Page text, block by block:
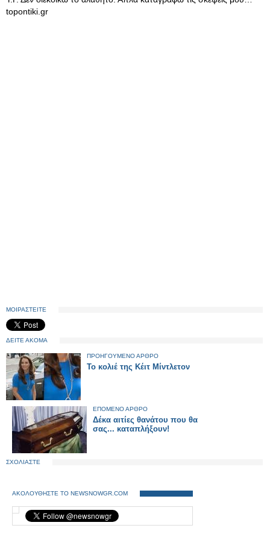
topontiki.gr
ΜΟΙΡΑΣΤΕΙΤΕ
ΔΕΙΤΕ ΑΚΟΜΑ
ΠΡΟΗΓΟΥΜΕΝΟ ΑΡΘΡΟ
Το κολιέ της Κέιτ Μίντλετον
ΕΠΟΜΕΝΟ ΑΡΘΡΟ
Δέκα αιτίες θανάτου που θα
σας... καταπλήξουν!
ΣΧΟΛΙΑΣΤΕ
ΑΚΟΛΟΥΘΗΣΤΕ ΤΟ NEWSNOWGR.COM